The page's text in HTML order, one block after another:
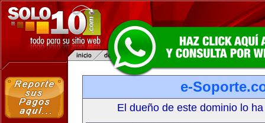
e-
El dueño de este dominio lo